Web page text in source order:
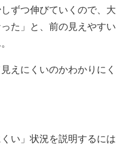
ずつ伸びていくので、大
た」と、前の見えやすい
えにくいのかわかりにく
い」状況を説明するには